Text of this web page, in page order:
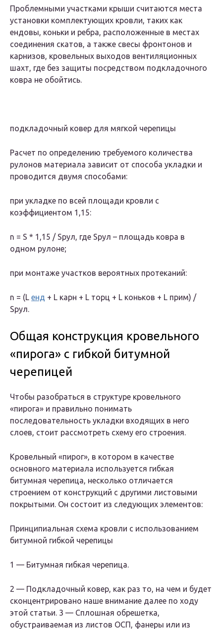
Проблемными участками крыши считаются места
установки комплектующих кровли, таких как
ендовы, коньки и ребра, расположенные в местах
соединения скатов, а также свесы фронтонов и
карнизов, кровельных выходов вентиляционных
шахт, где без защиты посредством подкладочного
ковра не обойтись.
подкладочный ковер для мягкой черепицы
Расчет по определению требуемого количества
рулонов материала зависит от способа укладки и
проводится двумя способами:
при укладке по всей площади кровли с
коэффициентом 1,15:
n = S * 1,15 / Sрул, где Sрул – площадь ковра в
одном рулоне;
при монтаже участков вероятных протеканий:
n = (L енд + L карн + L торц + L коньков + L прим) /
Sрул.
Общая конструкция кровельного
«пирога» с гибкой битумной
черепицей
Чтобы разобраться в структуре кровельного
«пирога» и правильно понимать
последовательность укладки входящих в него
слоев, стоит рассмотреть схему его строения.
Кровельный «пирог», в котором в качестве
основного материала используется гибкая
битумная черепица, несколько отличается
строением от конструкций с другими листовыми
покрытыми. Он состоит из следующих элементов:
Принципиальная схема кровли с использованием
битумной гибкой черепицы
1 — Битумная гибкая черепица.
2 — Подкладочный ковер, как раз то, на чем и будет
сконцентрировано наше внимание далее по ходу
этой статьи. 3 — Сплошная обрешетка,
обустраиваемая из листов ОСП, фанеры или из